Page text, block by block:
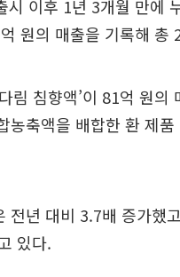
시 이후 1년 3개월 만에
원의 매출을 기록해 총
림 침향액’이 81억 원의
농축액을 배합한 환 제
전년 대비 3.7배 증가했
있다.